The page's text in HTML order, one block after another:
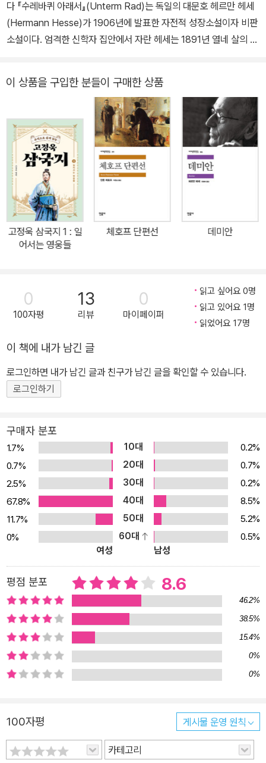
이 발발했을 때 ‘독일포로구호’에서 일하며 전쟁포로들과 억류자들을
위한 잡지를 발행하는 한편, 정치적 논문과 선전문 등을 발표하며 전
쟁의 비인간성을 규탄했다. 이런 활동들로 인해 그의 작품들은 독일
려움을 겪다 카를 구스타프 융에게 심리치료를 받았으며, 종전 뒤인 1
919년에 ‘에밀 싱클레어’라는 필명으로 『데미안』을 발표했다. 이 작
품은 젊은 독자들에게 커다란 반향을 불러일으켰고 작품성 역시 인정
받아 베를린시에서 주관하는 폰타네상을 수상했다. 이후 『싯다르타』,
『나르치스와 골드문트』, 『황야의 이리』, 『유리알 유희』 등 여러 작품
으로 수많은 독자들을 매료시켰다. 그러나 군국주의와 국가주의에 비
판적이고 나치를 경계한다는 이유로 그의 입지는 점점 좁아졌고, 나
치 집권 이후에는 독일 내에서 작품의 제작과 판매가 어려워졌다. 종
전 뒤인 1946년부터 독일에서 다시 헤세의 작품이 출간되기 시작했
고, 같은 해 노벨 문학상과 괴테상을 수상했다. 1950년 브라운슈바
이크시에서 주관하는 빌헬름 라베 상을, 1955년 서독출판협회에서
다 『수레바퀴 아래서』(Unterm Rad)는 독일의 대문호 헤르만 헤세
(Hermann Hesse)가 1906년에 발표한 자전적 성장소설이자 비판
소설이다. 엄격한 신학자 집안에서 자란 헤세는 1891년 열네 살의 나
다는 강한 열망을 품은 채 신경쇠약, 자살 시도 등으로 얼룩진 혼돈의
청소년기를 보낸 헤세의 경험이 고스란히 녹아 있다. 재능이 뛰어나
지만 예민한 성격으로 두통과 신경쇠약에 시달리는 한스 기벤라트와
천재적인 재능을 가진 반항적 시인 소년 헤르만 하일너는 헤세 자신
의 모습이다. 인간의 창의성과 자유로운 의지를 짓밟는 교육을 강하
게 비판하는 이 소설은 19세기 말 독일의 교육현실 아래 쓰였지만, 백
년이 지난 지금도 대한민국에서는 현재진행형이다. 한스 기벤라트는
슈바르츠발트라는 작은 소도시에서 손꼽히는 수재로, 국가가 각 주
(州) 의 수재들을 선발하는 ‘헤카톰베’(고대 그리스 시대에 신들에게
제물로 바치는 소 백 마리를 가리키는 말로, 수많은 희생자가 나올 정
모든 즐거움을 포기해야 했다. 유일한 학교 친구 아우구스트와 물레
바퀴를 만들고 토끼집을 만들던 어린 시절에 대한 그리움은 잊고 공
부에 매진해야 했다. 한스는 매일 오후 4시까지 정규 수업을 받고, 교
사와 라틴어와 종교 과목을 복습하고, 일주일에 두 번은 한 시간씩 수
학선생에게 개인 과외를 받았다. 한스는 시험 보기 전에는 악몽에 시
달리기도 하면서, 주의 수도 슈투트가르트에서 시험을 치르고, 집에
안 창턱에 앉아 방금 청소한 복도 바닥을 멍하니 내려다보며, 이제 정
말 신학교나 김나지움, 대학 중 한 군데도 가지 못하면 어떻게 될지 상
상해 보았다. 치즈 가게나 아무 사무실에서 수습생으로 일하게 될까?
그리되면 자기가 평소에 그렇게 경멸하고 무조건 벗어나려고 했던 평
범한 인간들처럼 평생 한심하게 살게 되겠지? 순간, 귀엽고 영리해
보이는 소년의 얼굴이 분노와 고통으로 험악하게 일그러졌다. 한스는
화를 이기지 못하고 벌떡 일어나 침을 퉤 뱉더니, 라틴어 작품 선집을
집어 들어 힘껏 벽에 내동댕이쳤다. 그러고는 쏟아지는 빗속으로 뛰
지 요제프 기벤라트는 관료를 만나면 앞에서는 굽실대고 뒤에서는 쥐
뿔도 없는 가난뱅이라고 욕하면서도 자식만큼은 대학을 마친 뒤 관료
를 시키려는 소망을 가진 이 도시의 평범한 가장이다. 어머니는 병을
앓다 몇 년 전 세상을 떠났고, 섬세하고 진지한 눈빛과 영리한 머리를
가진 소년 한스는 아버지와 무뚝뚝하고 전통적인 가족관계만 이어나
갈 뿐이다. 주 시험이 끝나고 시험 결과를 기다리며 초조한 며칠을 보
낸 한스는 주 시험에 2등으로 합격했다는 소식을 듣는다. 소년 한스
가 잃어버린 시절을 두 배로 보상받고 싶은 한스의 바람은 이루어지
지 않는다. 모처럼 마음껏 놀기로 한 방학은 신학교 준비를 위한 공부
로 하나둘 채워진다. 목사에게서는 성경 공부를 그리스어로 하자는
이 상품을 구입한 분들이 구매한 상품
고정욱 삼국지 1 : 일
어서는 영웅들
체호프 단편선 데미안
0
100자평
13
리뷰
0
마이페이퍼
읽고 싶어요 0명
읽고 있어요 1명
읽었어요 17명
이 책에 내가 남긴 글
로그인하면 내가 남긴 글과 친구가 남긴 글을 확인할 수 있습니다.
로그인하기
구매자 분포
1.7% 10대
0.2%
0.7%
20대
0.7%
2.5%
30대
0.2%
67.8%
40대
8.5%
11.7%
50대
5.2%
0%
60대
0.5%
여성
남성
평점 분포 8.6
46.2%
38.5%
15.4%
0%
0%
100자평 게시물 운영 원칙
카테고리